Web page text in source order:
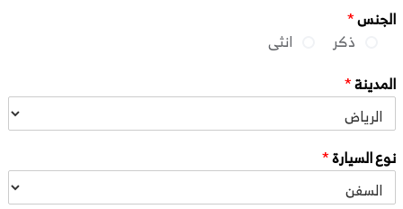
الجنس*
ذكر
انثى
المدينة*
نوع السيارة*